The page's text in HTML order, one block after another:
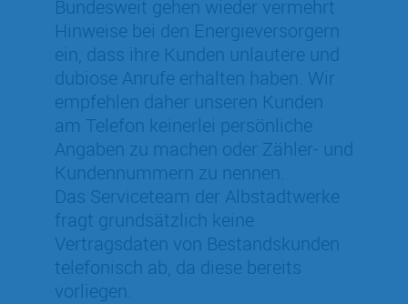
Bundesweit gehen wieder vermehrt
Hinweise bei den Energieversorgern
ein, dass ihre Kunden unlautere und
dubiose Anrufe erhalten haben. Wir
empfehlen daher unseren Kunden
am Telefon keinerlei persönliche
Angaben zu machen oder Zähler- und
Kundennummern zu nennen.
Das Serviceteam der Albstadtwerke
fragt grundsätzlich keine
Vertragsdaten von Bestandskunden
telefonisch ab, da diese bereits
vorliegen.